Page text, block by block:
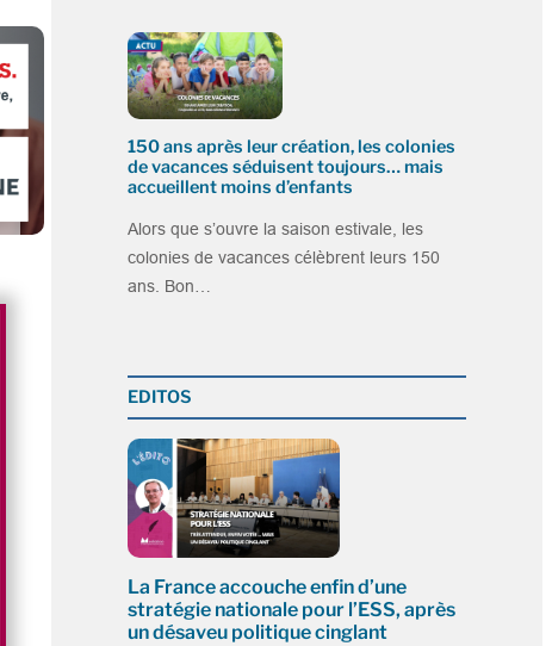
150 ans après leur création, les colonies
de vacances séduisent toujours… mais
accueillent moins d’enfants
Alors que s’ouvre la saison estivale, les
colonies de vacances célèbrent leurs 150
ans. Bon…
EDITOS
La France accouche enfin d’une
stratégie nationale pour l’ESS, après
un désaveu politique cinglant